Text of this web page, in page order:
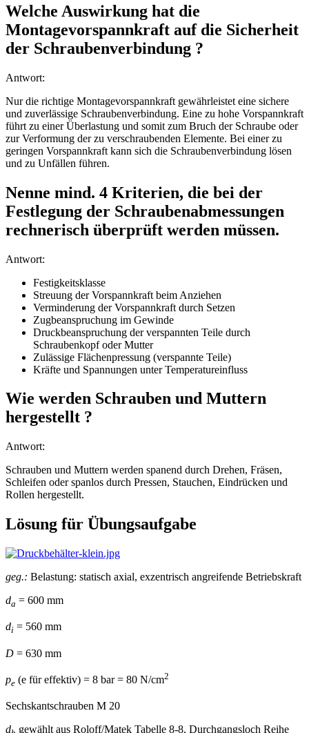
Welche Auswirkung hat die
Montagevorspannkraft auf die Sicherheit
der Schraubenverbindung ?
Antwort:
Nur die richtige Montagevorspannkraft gewährleistet eine sichere
und zuverlässige Schraubenverbindung. Eine zu hohe Vorspannkraft
führt zu einer Überlastung und somit zum Bruch der Schraube oder
zur Verformung der zu verschraubenden Elemente. Bei einer zu
geringen Vorspannkraft kann sich die Schraubenverbindung lösen
und zu Unfällen führen.
Nenne mind. 4 Kriterien, die bei der
Festlegung der Schraubenabmessungen
rechnerisch überprüft werden müssen.
Antwort:
Festigkeitsklasse
Streuung der Vorspannkraft beim Anziehen
Verminderung der Vorspannkraft durch Setzen
Zugbeanspruchung im Gewinde
Druckbeanspruchung der verspannten Teile durch
Schraubenkopf oder Mutter
Zulässige Flächenpressung (verspannte Teile)
Kräfte und Spannungen unter Temperatureinfluss
Wie werden Schrauben und Muttern
hergestellt ?
Antwort:
Schrauben und Muttern werden spanend durch Drehen, Fräsen,
Schleifen oder spanlos durch Pressen, Stauchen, Eindrücken und
Rollen hergestellt.
Lösung für Übungsaufgabe
geg.: Belastung: statisch axial, exzentrisch angreifende Betriebskraft
da = 600 mm
di = 560 mm
D = 630 mm
pe (e für effektiv) = 8 bar = 80 N/cm2
Sechskantschrauben M 20
d
gewählt aus Roloff/Matek Tabelle 8-8, Durchgangsloch Reihe